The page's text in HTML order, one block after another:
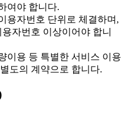
여야 합니다.
용자번호 단위로 체결하며,
자번호 이상이어야 합니
이용 등 특별한 서비스 이용
도의 계약으로 합니다.